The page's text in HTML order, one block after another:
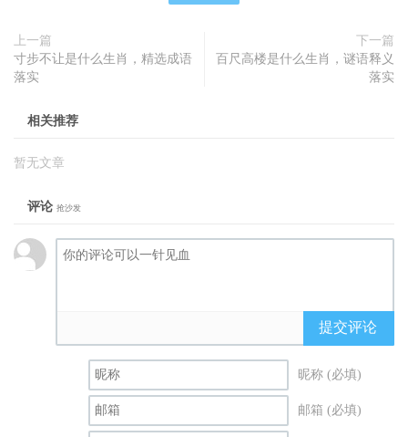
上一篇
寸步不让是什么生肖，精选成语
落实
下一篇
百尺高楼是什么生肖，谜语释义
落实
相关推荐
暂无文章
评论 抢沙发
提交评论
昵称 (必填)
邮箱 (必填)